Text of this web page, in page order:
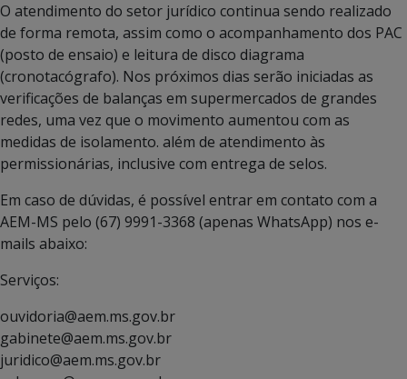
O atendimento do setor jurídico continua sendo realizado
de forma remota, assim como o acompanhamento dos PAC
(posto de ensaio) e leitura de disco diagrama
(cronotacógrafo). Nos próximos dias serão iniciadas as
verificações de balanças em supermercados de grandes
redes, uma vez que o movimento aumentou com as
medidas de isolamento. além de atendimento às
permissionárias, inclusive com entrega de selos.
Em caso de dúvidas, é possível entrar em contato com a
AEM-MS pelo (67) 9991-3368 (apenas WhatsApp) nos e-
mails abaixo:
Serviços:
ouvidoria@aem.ms.gov.br
gabinete@aem.ms.gov.br
juridico@aem.ms.gov.br